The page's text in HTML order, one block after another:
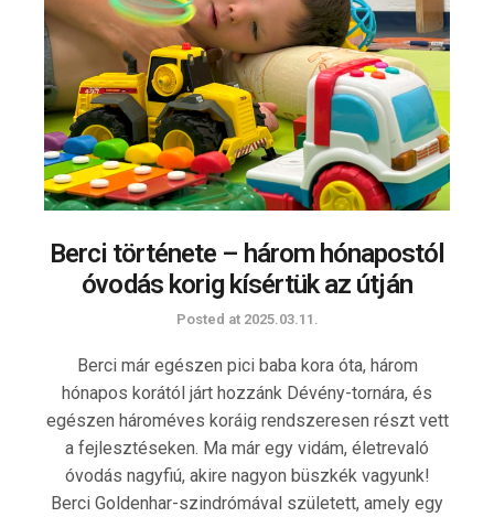
Berci története – három hónapostól
óvodás korig kísértük az útján
Posted at 2025.03.11.
Berci már egészen pici baba kora óta, három
hónapos korától járt hozzánk Dévény-tornára, és
egészen hároméves koráig rendszeresen részt vett
a fejlesztéseken. Ma már egy vidám, életrevaló
óvodás nagyfiú, akire nagyon büszkék vagyunk!
Berci Goldenhar-szindrómával született, amely egy